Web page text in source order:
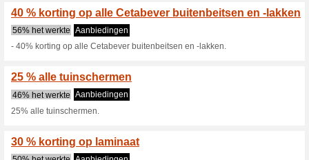
25% korting op Kranen en
30 % al het laminaat
62% het werkte